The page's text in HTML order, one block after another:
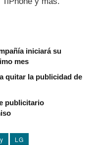
iniciará su
mes
quitar la publicidad de
publicitario
LG